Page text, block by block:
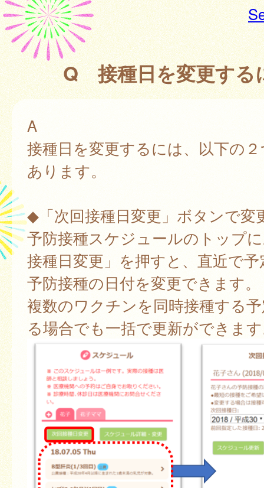
Q 接種日を変更する
A
接種日を変更するには、以下の
あります。
◆「次回接種日変更」ボタンで変
予防接種スケジュールのトップ
接種日変更」を押すと、直近で
予防接種の日付を変更できます。
複数のワクチンを同時接種する
る場合でも一括で更新ができま